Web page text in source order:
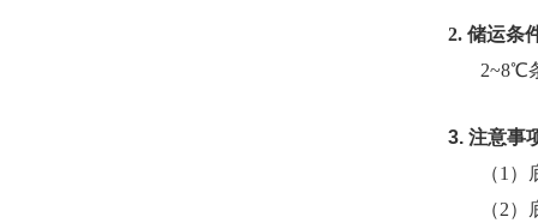
2. 储运条
2~8℃
3. 注意事
（1
（2）